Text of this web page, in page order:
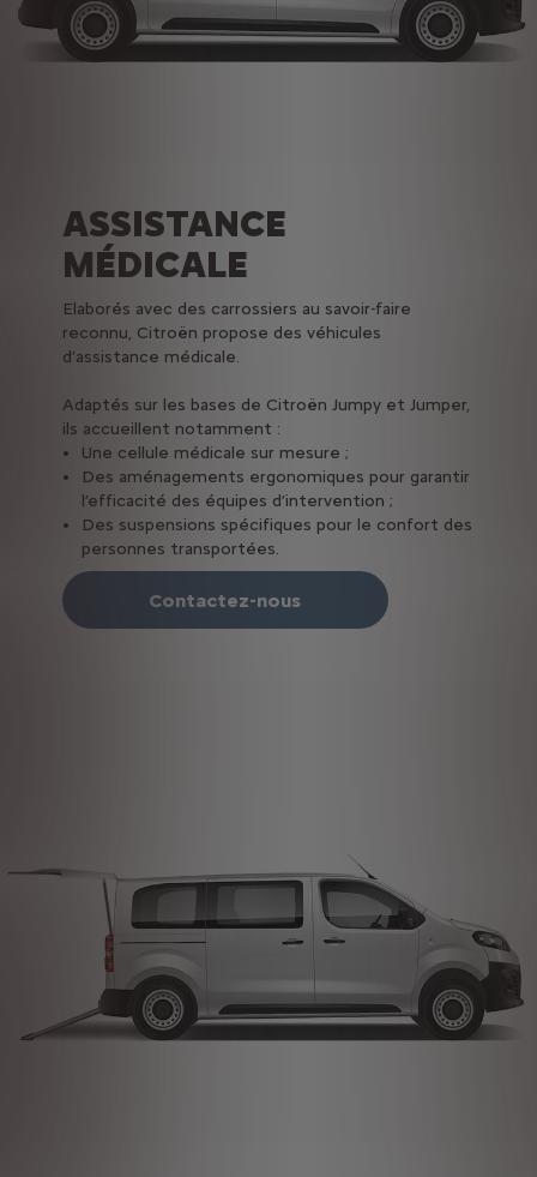
ASSISTANCE
MÉDICALE
Elaborés avec des carrossiers au savoir-faire
reconnu, Citroën propose des véhicules
d’assistance médicale.
Adaptés sur les bases de Citroën Jumpy et Jumper,
ils accueillent notamment :
Une cellule médicale sur mesure ;
Des aménagements ergonomiques pour garantir
l’efficacité des équipes d’intervention ;
Des suspensions spécifiques pour le confort des
personnes transportées.
Contactez-nous